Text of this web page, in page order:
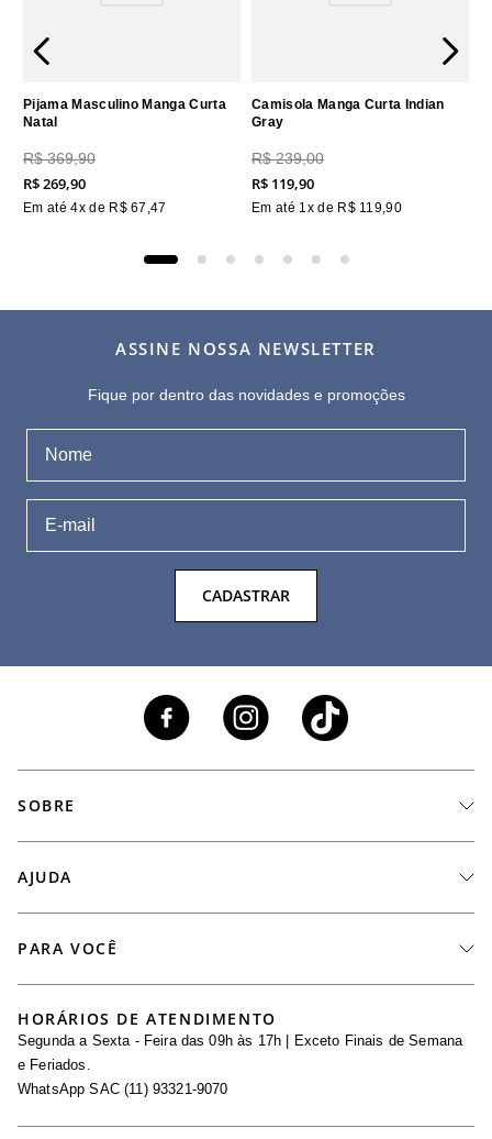
Pijama Masculino Manga Curta
Natal
R$ 369,90
R$269,90
Em até4x de R$ 67 ,47
Camisola Manga Curta Indian
Gray
R$ 239,00
R$ 119,90
Em até 1x de R$ 119,90
ASSINE NOSSA NEWSLETTER
Fique por dentro das novidades e promoções
CADASTRAR
SOBRE
Seja um Revendedor
Igualdade Salarial
Requisição de Dados
AJUDA
Minha Conta
Trocas
PARA VOCÊ
Maternidade
Seja um Afiliado
HORÁRIOS DE ATENDIMENTO
Segunda a Sexta - Feira das 09h às 17h | Exceto Finais de Semana
e Feriados.
WhatsApp SAC (11) 93321-9070